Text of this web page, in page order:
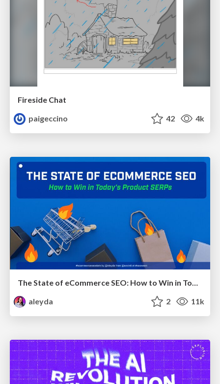
Fireside Chat
paigeccino
42 4k
The State of eCommerce SEO: How to Win in Today's Products SERPs - #SEOweek
aleyda
2 11k